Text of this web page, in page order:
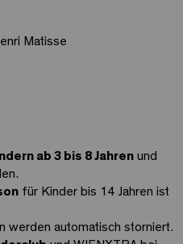
Matisse
ab 3 bis 8 Jahren und
für Kinder bis 14 Jahren ist
werden automatisch storniert.